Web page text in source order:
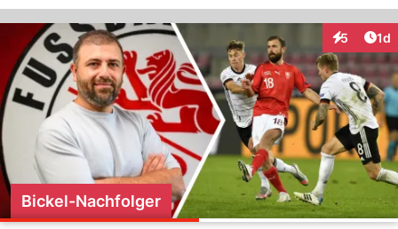
5 1d
Bickel-Nachfolger